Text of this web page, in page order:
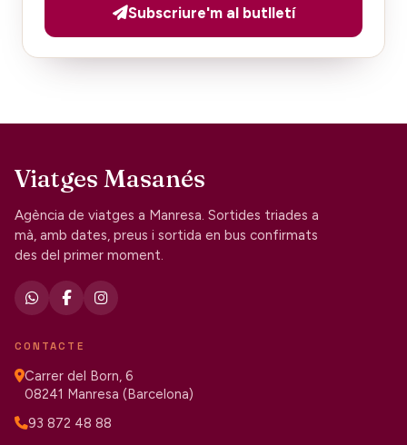
Subscriure'm al butlletí
Viatges Masanés
Agència de viatges a Manresa. Sortides triades a
mà, amb dates, preus i sortida en bus confirmats
des del primer moment.
CONTACTE
Carrer del Born, 6
08241 Manresa (Barcelona)
93 872 48 88